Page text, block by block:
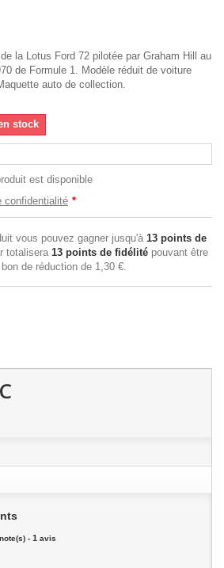
la Lotus Ford 72 pilotée par Graham Hill au
de Formule 1. Modèle réduit de voiture
auto de collection.
stock
est disponible
confidentialité *
vous pouvez gagner jusqu'à 13 points de
totalisera 13 points de fidélité pouvant être
de réduction de 1,30 €.
note(s) - 1 avis